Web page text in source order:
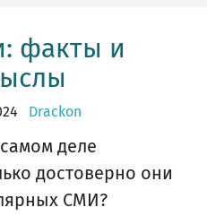
факты и
Drackon
деле
достоверно они
СМИ?